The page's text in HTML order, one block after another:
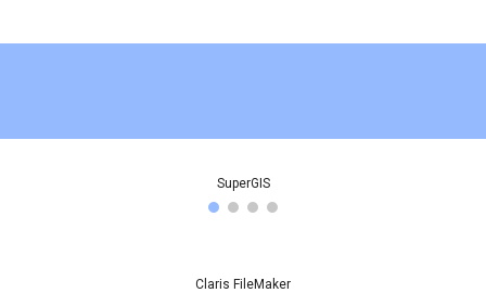
SuperGIS
Claris FileMaker